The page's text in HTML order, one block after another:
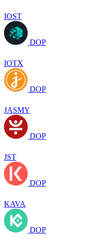
IOST
DOP
IOTX
DOP
JASMY
DOP
JST
DOP
KAVA
DOP